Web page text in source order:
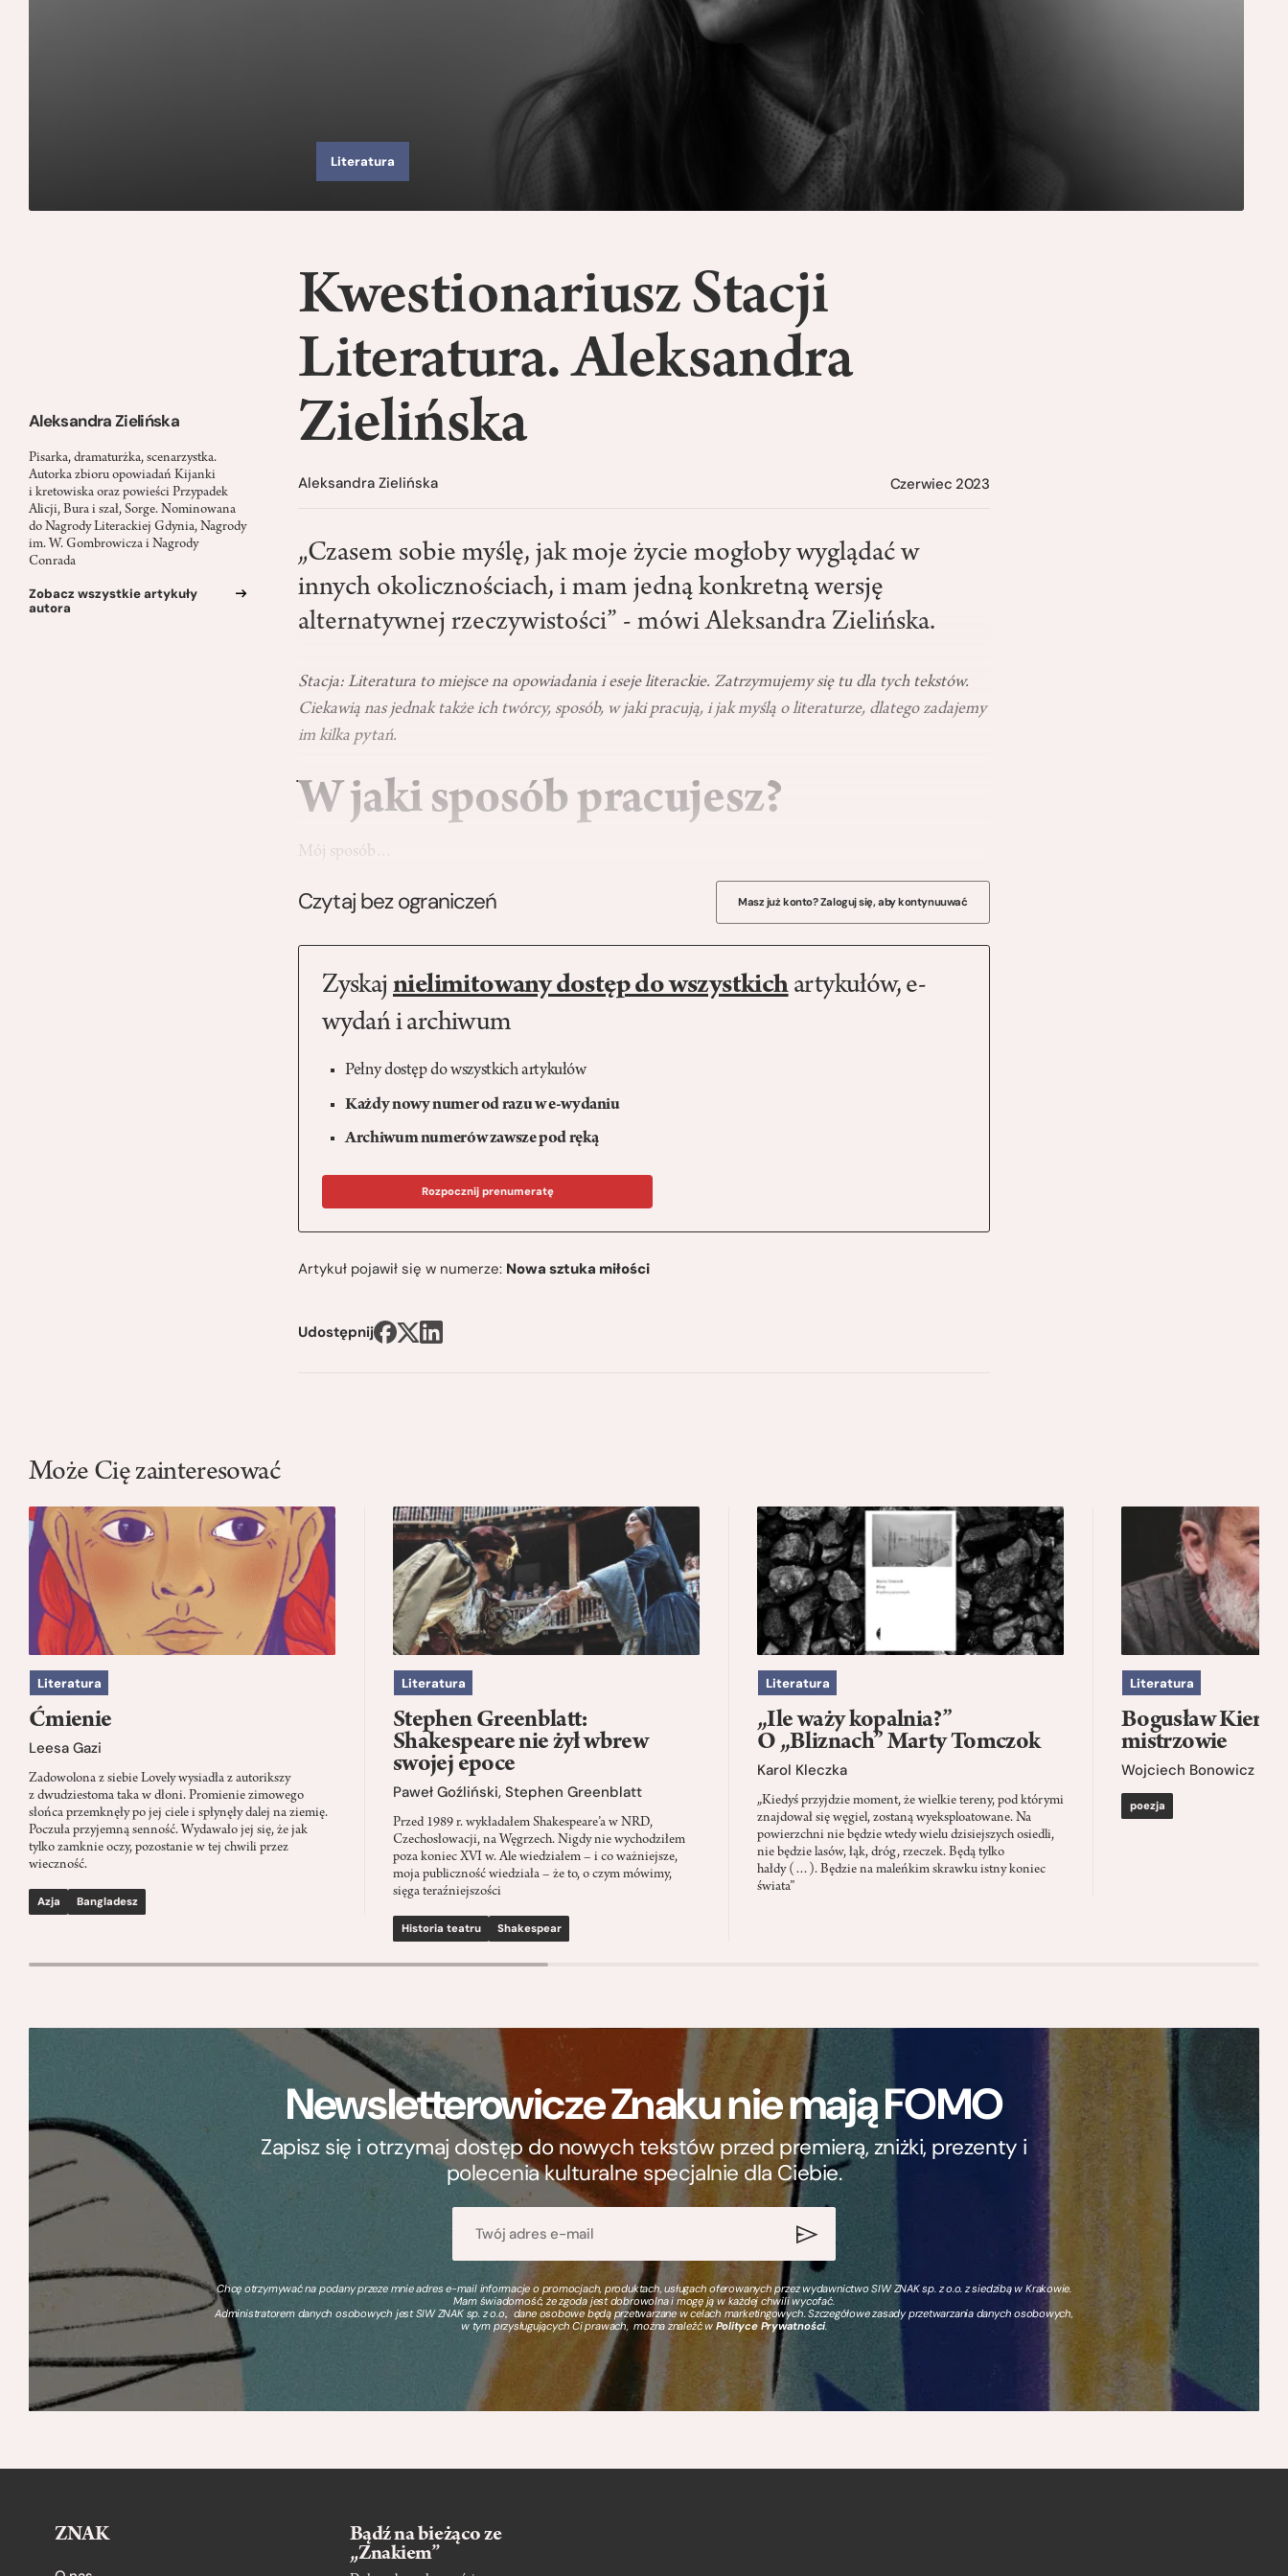
Literatura
Aleksandra Zielińska
Pisarka, dramaturżka, scenarzystka.
Autorka zbioru opowiadań Kijanki
i kretowiska oraz powieści Przypadek
Alicji, Bura i szał, Sorge. Nominowana
do Nagrody Literackiej Gdynia, Nagrody
im. W. Gombrowicza i Nagrody
Conrada
Zobacz wszystkie artykuły
autora
Kwestionariusz Stacji
Literatura. Aleksandra
Zielińska
Aleksandra Zielińska Czerwiec 2023
„Czasem sobie myślę, jak moje życie mogłoby wyglądać w
innych okolicznościach, i mam jedną konkretną wersję
alternatywnej rzeczywistości” - mówi Aleksandra Zielińska.
Stacja: Literatura to miejsce na opowiadania i eseje literackie. Zatrzymujemy się tu dla tych tekstów.
Ciekawią nas jednak także ich twórcy, sposób, w jaki pracują, i jak myślą o literaturze, dlatego zadajemy
im kilka pytań.
W jaki sposób pracujesz?
Mój sposób…
Czytaj bez ograniczeń Masz już konto? Zaloguj się, aby kontynuuwać
Zyskaj nielimitowany dostęp do wszystkichartykułów, e-
wydań i archiwum
Pełny dostęp do wszystkich artykułów
Każdy nowy numer od razu w e-wydaniu
Archiwum numerów zawsze pod ręką
Rozpocznij prenumeratę
Artykuł pojawił się w numerze: Nowa sztuka miłości
Udostępnij
Może Cię zainteresować
Literatura
Ćmienie
Leesa Gazi
Zadowolona z siebie Lovely wysiadła z autorikszy
z dwudziestoma taka w dłoni. Promienie zimowego
słońca przemknęły po jej ciele i spłynęły dalej na ziemię.
Poczuła przyjemną senność. Wydawało jej się, że jak
tylko zamknie oczy, pozostanie w tej chwili przez
wieczność.
Azja Bangladesz
Literatura
Stephen Greenblatt:
Shakespeare nie żył wbrew
swojej epoce
Paweł Goźliński, Stephen Greenblatt
Przed 1989 r. wykładałem Shakespeare’a w NRD,
Czechosłowacji, na Węgrzech. Nigdy nie wychodziłem
poza koniec XVI w. Ale wiedziałem – i co ważniejsze,
moja publiczność wiedziała – że to, o czym mówimy,
sięga teraźniejszości
Historia teatru Shakespear
Literatura
„Ile waży kopalnia?”
O „Bliznach” Marty Tomczok
Karol Kleczka
„Kiedyś przyjdzie moment, że wielkie tereny, pod którymi
znajdował się węgiel, zostaną wyeksploatowane. Na
powierzchni nie będzie wtedy wielu dzisiejszych osiedli,
nie będzie lasów, łąk, dróg, rzeczek. Będą tylko
hałdy (…). Będzie na maleńkim skrawku istny koniec
świata”
Literatura
Bogusław Kierc
mistrzowie
Wojciech Bonowicz
poezja
Newsletterowicze Znaku nie mają FOMO
Zapisz się i otrzymaj dostęp do nowych tekstów przed premierą, zniżki, prezenty i
polecenia kulturalne specjalnie dla Ciebie.
Chcę otrzymywać na podany przeze mnie adres e-mail informacje o promocjach, produktach, usługach oferowanych przez wydawnictwo SIW ZNAK sp. z o.o. z siedzibą w Krakowie.
Mam świadomość, że zgoda jest dobrowolna i mogę ją w każdej chwili wycofać.
Administratorem danych osobowych jest SIW ZNAK sp. z o.o., dane osobowe będą przetwarzane w celach marketingowych. Szczegółowe zasady przetwarzania danych osobowych,
w tym przysługujących Ci prawach, można znaleźć wPolityce Prywatności.
ZNAK
Bądź na bieżąco ze
„Znakiem”